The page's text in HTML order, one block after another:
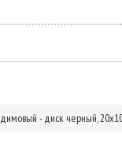
- диск черный,